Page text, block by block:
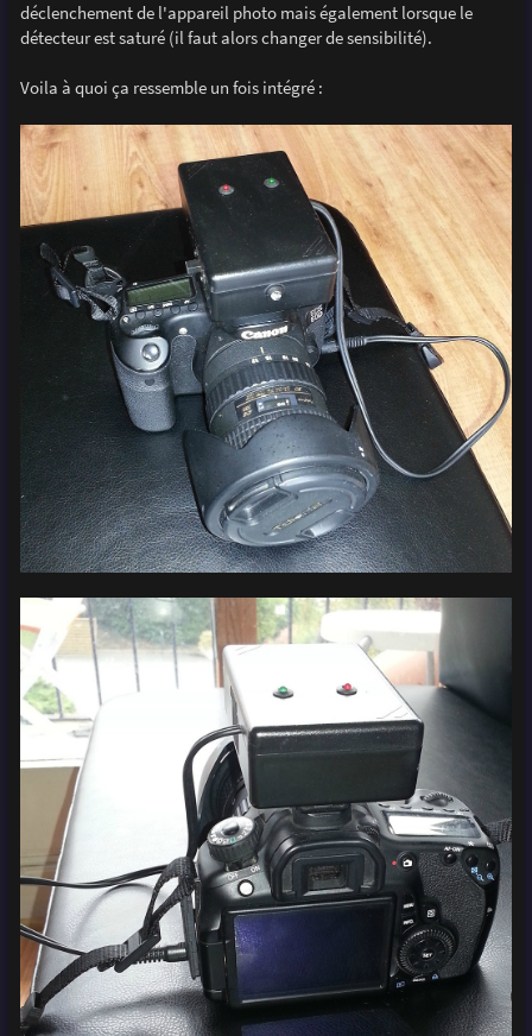
déclenchement de l'appareil photo mais également lorsque le
détecteur est saturé (il faut alors changer de sensibilité).
Voila à quoi ça ressemble un fois intégré :